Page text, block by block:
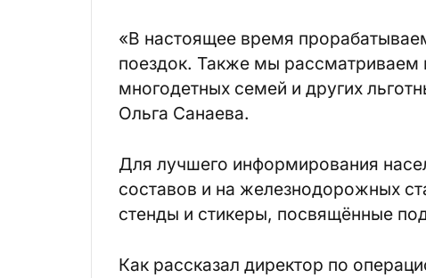
«В настоящее время
поездок. Также мы рассматриваем
многодетных семей и других
Ольга Санаева.
Для лучшего информирования
составов и на железнодорожных
стенды и стикеры, посвящённые
Как рассказал директор по